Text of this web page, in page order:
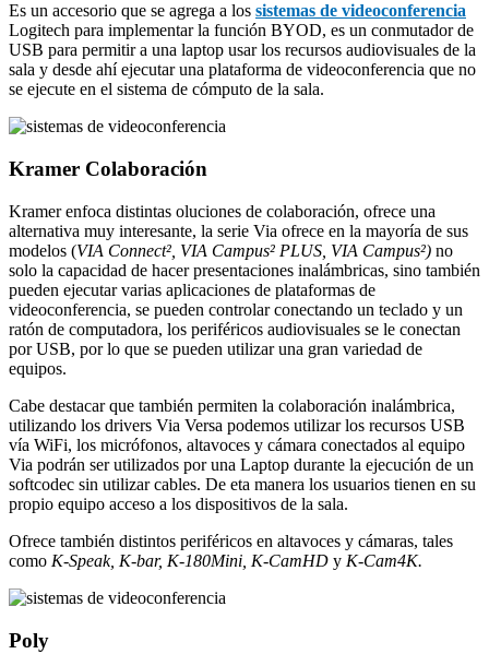
Es un accesorio que se agrega a los sistemas de videoconferencia
Logitech para implementar la función BYOD, es un conmutador de
USB para permitir a una laptop usar los recursos audiovisuales de la
sala y desde ahí ejecutar una plataforma de videoconferencia que no
se ejecute en el sistema de cómputo de la sala.
Kramer Colaboración
Kramer enfoca distintas oluciones de colaboración, ofrece una
alternativa muy interesante, la serie Via ofrece en la mayoría de sus
modelos (VIA Connect², VIA Campus² PLUS, VIA Campus²) no
solo la capacidad de hacer presentaciones inalámbricas, sino también
pueden ejecutar varias aplicaciones de plataformas de
videoconferencia, se pueden controlar conectando un teclado y un
ratón de computadora, los periféricos audiovisuales se le conectan
por USB, por lo que se pueden utilizar una gran variedad de
equipos.
Cabe destacar que también permiten la colaboración inalámbrica,
utilizando los drivers Via Versa podemos utilizar los recursos USB
vía WiFi, los micrófonos, altavoces y cámara conectados al equipo
Via podrán ser utilizados por una Laptop durante la ejecución de un
softcodec sin utilizar cables. De eta manera los usuarios tienen en su
propio equipo acceso a los dispositivos de la sala.
Ofrece también distintos periféricos en altavoces y cámaras, tales
como K-Speak, K-bar, K-180Mini, K-CamHD y K-Cam4K.
Poly